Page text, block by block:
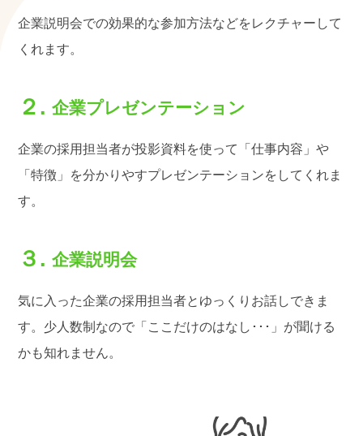
企業説明会での効果的な参加方法などをレクチャーして
くれます。
企業プレゼンテーション
企業の採用担当者が投影資料を使って「仕事内容」や
「特徴」を分かりやすプレゼンテーションをしてくれま
す。
企業説明会
気に入った企業の採用担当者とゆっくりお話しできま
す。少人数制なので「ここだけのはなし･･･」が聞ける
かも知れません。